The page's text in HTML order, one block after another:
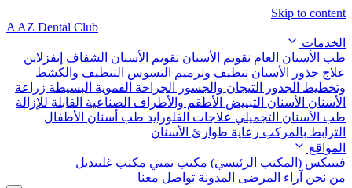
Skip to content
A AZ Dental Club
الخدمات
طب الأسنان العام تقويم الأسنان تقويم الأسنان الشفاف إنفزلاين
علاج جذور الأسنان تنظيف وترميم التسوس التنظيف والكشط
وتخطيط الجذور
التيجان والجسور الجراحة الفموية البسيطة زراعة
الأسنان الأسنان التبييض الأطقم والأطراف الصناعية القابلة للإزالة
طب الأسنان التجميلي علاجات الفلورايد طب أسنان الأطفال
الترابط بالمركب رعاية طوارئ الأسنان
المواقع
فينيكس (المكتب الرئيسي) مكتب تمبي مكتب غلينديل
من نحن آراء المرضى المدونة تواصل معنا